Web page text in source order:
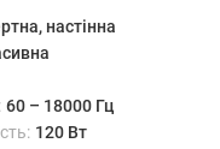
настінна
60 – 18000 Гц
120 Вт